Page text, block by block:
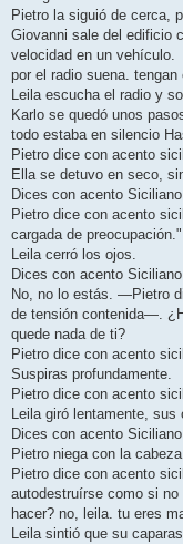
Pietro la siguió de cerca,
Giovanni sale del edificio
velocidad en un vehículo.
por el radio suena. tengan
Leila escucha el radio y
Karlo se quedó unos
todo estaba en silencio
Pietro dice con acento
Ella se detuvo en seco,
Dices con acento
Pietro dice con acento
cargada de preocupación."
Leila cerró los ojos.
Dices con acento
No, no lo estás. —Pietro
de tensión contenida—.
quede nada de ti?
Pietro dice con acento
Suspiras profundamente.
Pietro dice con acento
Leila giró lentamente,
Dices con acento
Pietro niega con la
Pietro dice con acento
autodestruírse como si
hacer? no, leila. tu eres
Leila sintió que su